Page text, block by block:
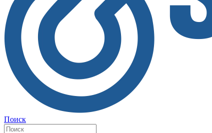
Поиск